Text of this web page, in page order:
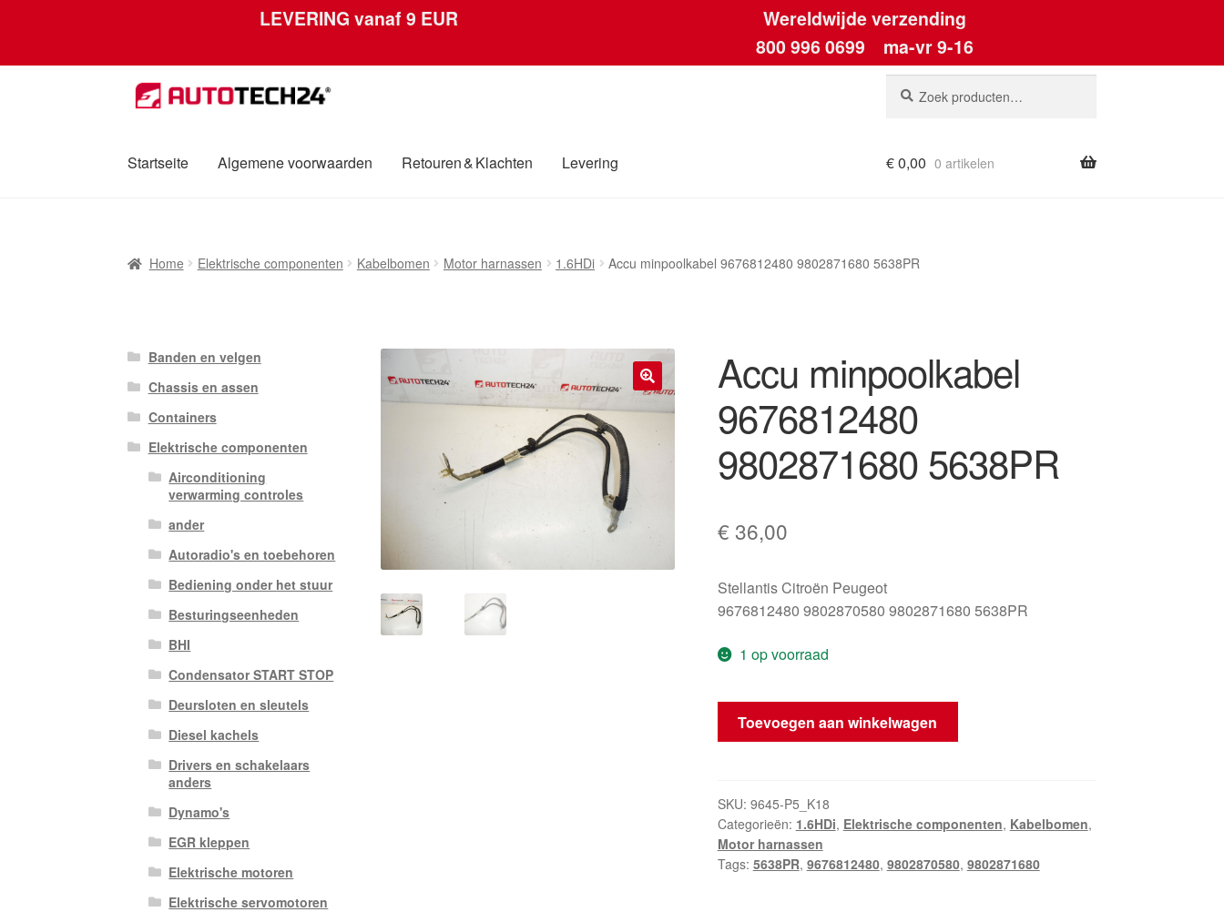
LEVERING vanaf 9 EUR
Wereldwijde verzending
800 996 0699 ma-vr 9-16
Ga
door
navigatie
Ga
naar
inhoud
naar:
Startseite Algemene voorwaarden Retouren & Klachten Levering
Over ons PrivacybeleidWereldwijde verzending Winkelwagen
€0,00 0 artikelen
Home Elektrische componenten Kabelbomen Motor harnassen 1.6HDi Accu minpoolkabel 9676812480 9802871680 5638PR
🔍
Accu minpoolkabel
9676812480
9802871680 5638PR
€ 36,00
Stellantis Citroën Peugeot
9676812480 9802870580 9802871680 5638PR
1 op voorraad
Accu
minpoolkabel
5638PR
hoeveelheid
Toevoegen aan winkelwagen
SKU: 9645-P5_K18
Categorieën: 1.6HDi, Elektrische componenten, Kabelbomen,
Motor harnassen
Tags: 5638PR, 9676812480, 9802870580, 9802871680
Banden en velgen
Chassis en assen
Containers
Elektrische componenten
Airconditioning
verwarming controles
ander
Autoradio's en toebehoren
Bediening onder het stuur
Besturingseenheden
BHI
Condensator START STOP
Deursloten en sleutels
Diesel kachels
Drivers en schakelaars
anders
Dynamo's
EGR kleppen
Elektrische motoren
Elektrische servomotoren